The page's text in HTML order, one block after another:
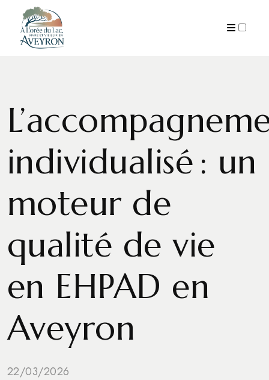
individualisé : un
moteur de
qualité de vie
en EHPAD en
Aveyron
22/03/2026